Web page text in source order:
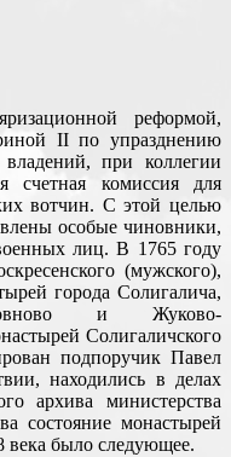
реформой,
II по упразднению
при коллегии
счетная комиссия для
вотчин. С этой целью
особые чиновники,
лиц. В 1765 году
(мужского),
города Солигалича,
и Жуково-
Солигаличского
подпоручик Павел
находились в делах
архива министерства
состояние монастырей
века было следующее.